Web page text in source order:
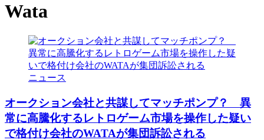
Wata
ニュース
オークション会社と共謀してマッチポンプ？ 異
常に高騰化するレトロゲーム市場を操作した疑い
で格付け会社のWATAが集団訴訟される